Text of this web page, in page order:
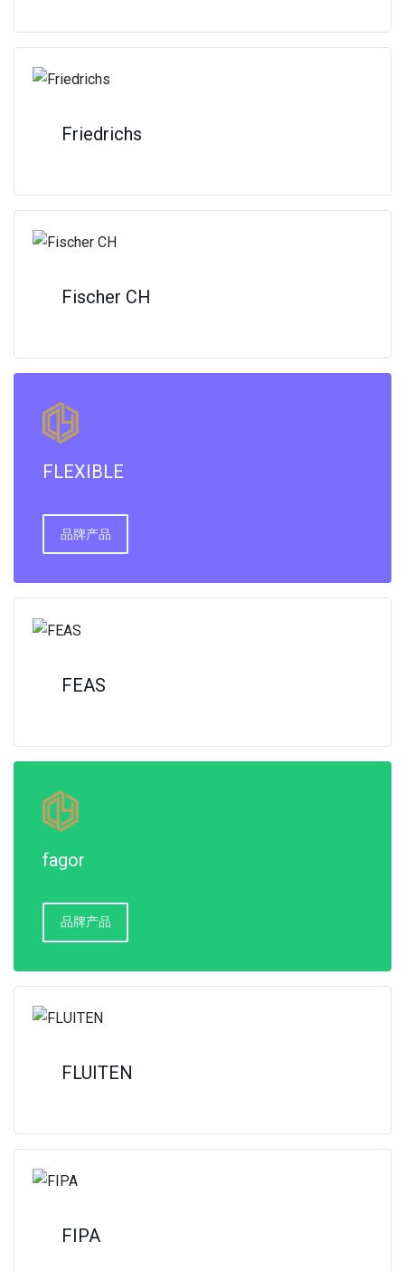
Friedrichs
Fischer CH
FLEXIBLE
品牌产品
FEAS
fagor
品牌产品
FLUITEN
FIPA